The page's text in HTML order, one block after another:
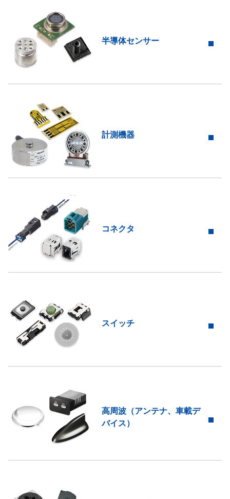
半導体センサー
計測機器
コネクタ
スイッチ
高周波（アンテナ、車載デ
バイス）